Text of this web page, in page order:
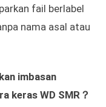
fail berlabel
nama asal atau
imbasan
keras WD SMR？